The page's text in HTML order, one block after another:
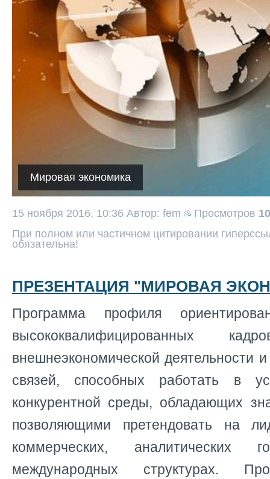
Мировая экономика
15 ноября 2016, 10:36 Автор: fem Просмотров
При полном или частичном цитировании
обязательна!
ПРЕЗЕНТАЦИЯ "МИРОВАЯ
Программа профиля
высококвалифицированных
внешнеэкономической деятельности
связей, способных работать в
конкурентной среды, обладающих
позволяющими претендовать на
коммерческих, аналитических
международных структурах.